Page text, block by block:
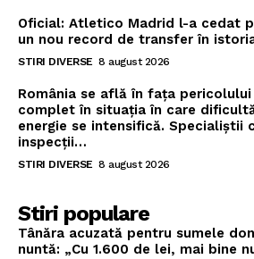
Oficial: Atletico Madrid l-a cedat
un nou record de transfer în
STIRI DIVERSE 8 august 2026
România se află în fața
complet în situația în care
energie se intensifică. Specialiștii
inspecții…
STIRI DIVERSE 8 august 2026
Stiri populare
Tânăra acuzată pentru sumele
nuntă: „Cu 1.600 de lei, mai bine